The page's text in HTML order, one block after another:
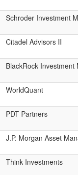
Schroder Investment
Citadel Advisors II
BlackRock Investment
WorldQuant
PDT Partners
J.P. Morgan Asset
Think Investments